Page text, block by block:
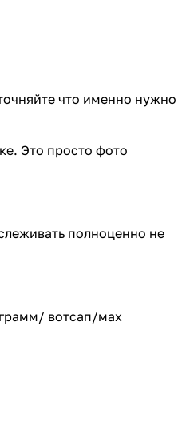
что именно нужно
Это просто фото
полноценно не
вотсап/мах